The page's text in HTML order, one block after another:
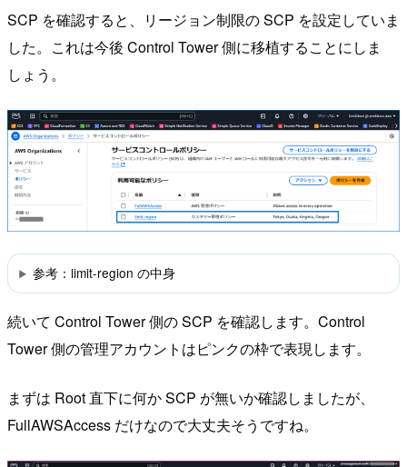
SCP を確認すると、リージョン制限の SCP を設定していま
した。これは今後 Control Tower 側に移植することにしま
しょう。
参考：limit-region の中身
続いて Control Tower 側の SCP を確認します。Control
Tower 側の管理アカウントはピンクの枠で表現します。
まずは Root 直下に何か SCP が無いか確認しましたが、
FullAWSAccess だけなので大丈夫そうですね。